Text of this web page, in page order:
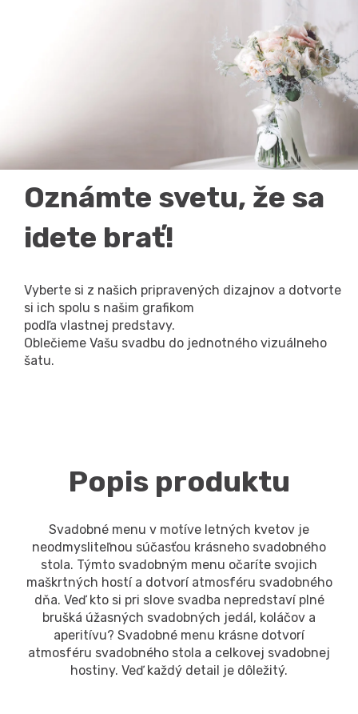
Oznámte svetu, že sa
idete brať!
Vyberte si z našich pripravených dizajnov a dotvorte
si ich spolu s našim grafikom
podľa vlastnej predstavy.
Oblečieme Vašu svadbu do jednotného vizuálneho
šatu.
Popis produktu
Svadobné menu v motíve letných kvetov je
neodmysliteľnou súčasťou krásneho svadobného
stola. Týmto svadobným menu očaríte svojich
maškrtných hostí a dotvorí atmosféru svadobného
dňa. Veď kto si pri slove svadba nepredstaví plné
brušká úžasných svadobných jedál, koláčov a
aperitívu? Svadobné menu krásne dotvorí
atmosféru svadobného stola a celkovej svadobnej
hostiny. Veď každý detail je dôležitý.